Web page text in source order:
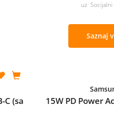
uz Socijalni
Saznaj
C (sa
15W PD Power